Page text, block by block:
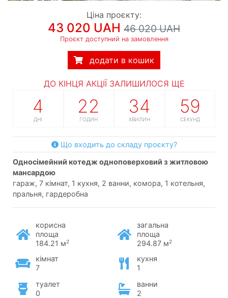
Ціна проєкту:
43 020 UAH 46 020 UAH
Проєкт доступний на замовлення
додати в кошик
ДО КІНЦЯ АКЦІЇ ЗАЛИШИЛОСЯ ЩЕ
4
ДНІ
22
ГОДИН
34
ХВИЛИН
58
СЕКУНД
Що входить до складу проєкту?
односімейний котедж одноповерховий з житловою
мансардою
гараж, 7 кімнат, 1 кухня, 2 ванни, комора, 1 котельня,
пральня, гардеробна
корисна
площа
184.21 м2
загальна
площа
294.87 м2
кімнат
7
кухня
1
туалет
0
ванни
2